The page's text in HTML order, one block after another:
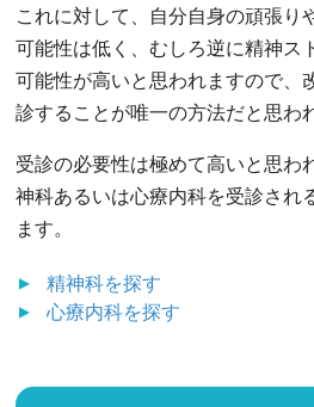
これに対して、自分自身の頑張り
可能性は低く、むしろ逆に精神ス
可能性が高いと思われますので、
診することが唯一の方法だと思わ
受診の必要性は極めて高いと思わ
神科あるいは心療内科を受診され
ます。
精神科を探す
心療内科を探す